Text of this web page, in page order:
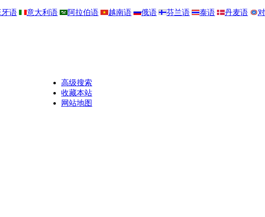
语 意大利语 阿拉伯语 越南语 俄语 芬兰语 泰语 丹麦语
高级搜索
收藏本站
网站地图